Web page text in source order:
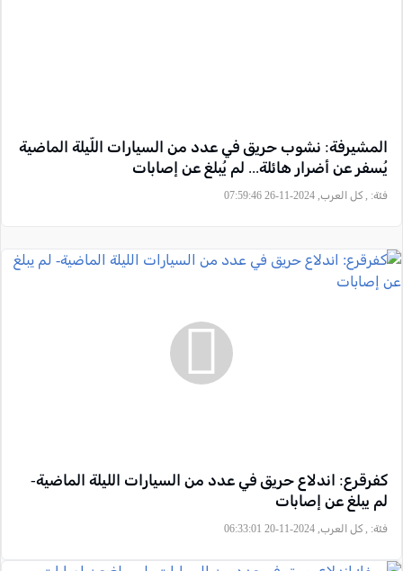
المشيرفة: نشوب حريق في عدد من السيارات اللّيلة الماضية
يُسفر عن أضرار هائلة... لم يُبلغ عن إصابات
فئة: , كل العرب, 2024-11-26 07:59:46
كفرقرع: اندلاع حريق في عدد من السيارات الليلة الماضية-
لم يبلغ عن إصابات
فئة: , كل العرب, 2024-11-20 06:33:01